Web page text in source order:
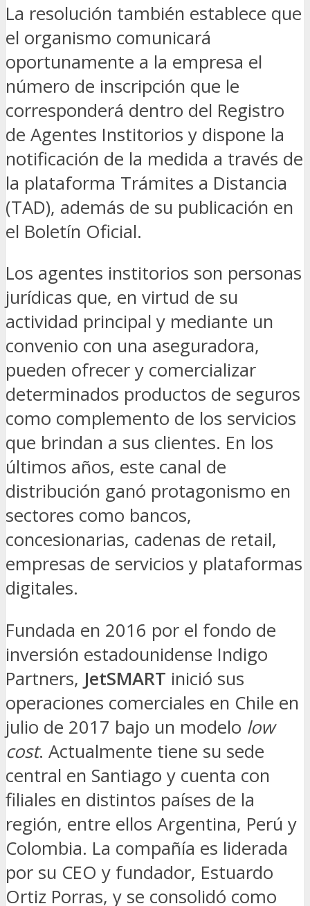
La resolución también establece que
el organismo comunicará
oportunamente a la empresa el
número de inscripción que le
corresponderá dentro del Registro
de Agentes Institorios y dispone la
notificación de la medida a través de
la plataforma Trámites a Distancia
(TAD), además de su publicación en
el Boletín Oficial.
Los agentes institorios son personas
jurídicas que, en virtud de su
actividad principal y mediante un
convenio con una aseguradora,
pueden ofrecer y comercializar
determinados productos de seguros
como complemento de los servicios
que brindan a sus clientes. En los
últimos años, este canal de
distribución ganó protagonismo en
sectores como bancos,
concesionarias, cadenas de retail,
empresas de servicios y plataformas
digitales.
Fundada en 2016 por el fondo de
inversión estadounidense Indigo
Partners, JetSMART inició sus
operaciones comerciales en Chile en
julio de 2017 bajo un modelo low
cost. Actualmente tiene su sede
central en Santiago y cuenta con
filiales en distintos países de la
región, entre ellos Argentina, Perú y
Colombia. La compañía es liderada
por su CEO y fundador, Estuardo
Ortiz Porras, y se consolidó como